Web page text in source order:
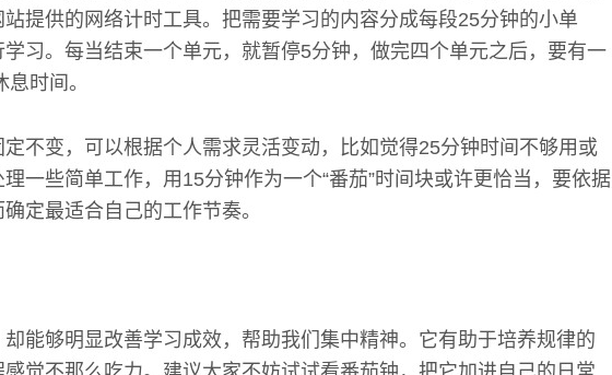
提供的网络计时工具。把需要学习的内容分成每段25分钟的小单
习。每当结束一个单元，就暂停5分钟，做完四个单元之后，要有一
时间。
不变，可以根据个人需求灵活变动，比如觉得25分钟时间不够用或
一些简单工作，用15分钟作为一个“番茄”时间块或许更恰当，要依据
定最适合自己的工作节奏。
能够明显改善学习成效，帮助我们集中精神。它有助于培养规律的